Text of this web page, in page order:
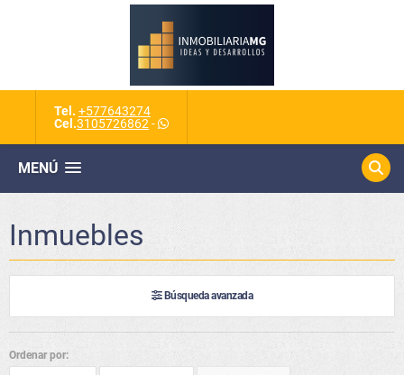
Tel. +577643274
Cel.3105726862 -
MENÚ
Inmuebles
Búsqueda avanzada
Ordenar por: